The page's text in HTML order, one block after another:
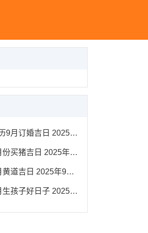
吉日 2025年9月订婚吉日有哪几天
吉日 2025年9月买猪进圈吉日
2025年9月黄道吉日一览表大全
日子 2025年9月哪天生孩子比较好